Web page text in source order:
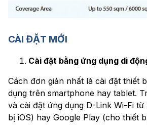
CÀI ĐẶT MỚI
Cài đặt bằng ứng dụng di
Cách đơn giản nhất là cài đặt thiết
dụng trên smartphone hay tablet.
và cài đặt ứng dụng D-Link Wi-Fi
bị iOS) hay Google Play (cho thiết